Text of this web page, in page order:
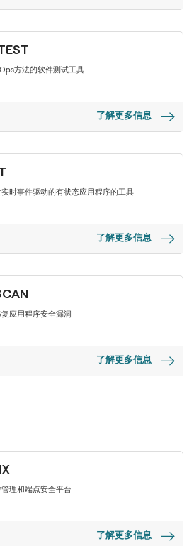
方法的软件测试工具
了解更多信息
时事件驱动的有状态应用程序的工具
了解更多信息
应用程序安全漏洞
了解更多信息
理和端点安全平台
了解更多信息